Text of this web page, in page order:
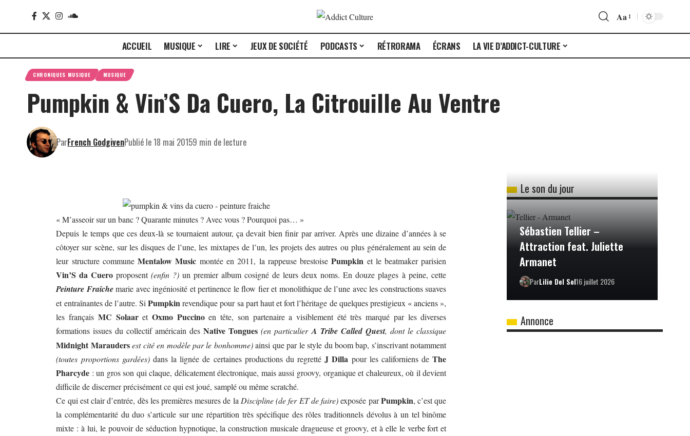
Aa
ACCUEIL MUSIQUE LIRE JEUX DE SOCIÉTÉ PODCASTS RÉTRORAMA ÉCRANS LA VIE D’ADDICT-CULTURE
CHRONIQUES MUSIQUE MUSIQUE
Pumpkin & Vin’S Da Cuero, La Citrouille Au Ventre
ParFrench GodgivenPublié le 18 mai 20159 min de lecture
« M’asseoir sur un banc ? Quarante minutes ? Avec vous ? Pourquoi pas… »
Depuis le temps que ces deux-là se tournaient autour, ça devait bien finir par arriver. Après une dizaine d’années à se
côtoyer sur scène, sur les disques de l’une, les mixtapes de l’un, les projets des autres ou plus généralement au sein de
leur structure communeMentalow Music montée en 2011, la rappeuse brestoisePumpkin et le beatmaker parisien
Vin’S da Cuero proposent(enfin ?) un premier album cosigné de leurs deux noms. En douze plages à peine, cette
Peinture Fraîchemarie avec ingéniosité et pertinence le flow fier et monolithique de l’une avec les constructions suaves
et entraînantes de l’autre. SiPumpkinrevendique pour sa part haut et fort l’héritage de quelques prestigieux « anciens »,
les français MC Solaaret Oxmo Puccinoen tête, son partenaire a visiblement été très marqué par les diverses
formations issues du collectif américain desNative Tongues (en particulierA Tribe Called Quest, dont le classique
Midnight Maraudersest cité en modèle par le bonhomme)ainsi que par le style du boom bap, s’inscrivant notamment
(toutes proportions gardées)dans la lignée de certaines productions du regrettéJ Dilla pour les californiens deThe
Pharcyde : un gros son qui claque, délicatement électronique, mais aussi groovy, organique et chaleureux, où il devient
difficile de discerner précisément ce qui est joué, samplé ou même scratché.
Ce qui est clair d’entrée, dès les premières mesures de la Discipline (de fer ET de faire)exposée parPumpkin, c’est que
la complémentarité du duo s’articule sur une répartition très spécifique des rôles traditionnels dévolus à un tel binôme
mixte : à lui, le pouvoir de séduction hypnotique, la construction musicale dragueuse et groovy, et à elle le verbe fort et
Le son du jour
Sébastien Tellier –
Attraction feat. Juliette
Armanet
ParLilie Del Sol16 juillet 2026
Annonce